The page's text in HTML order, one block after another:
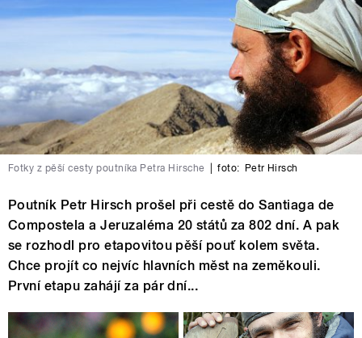
Fotky z pěší cesty poutníka Petra Hirsche foto: Petr Hirsch
Poutník Petr Hirsch prošel při cestě do Santiaga de
Compostela a Jeruzaléma 20 států za 802 dní. A pak
se rozhodl pro etapovitou pěší pouť kolem světa.
Chce projít co nejvíc hlavních měst na zeměkouli.
První etapu zahájí za pár dní...